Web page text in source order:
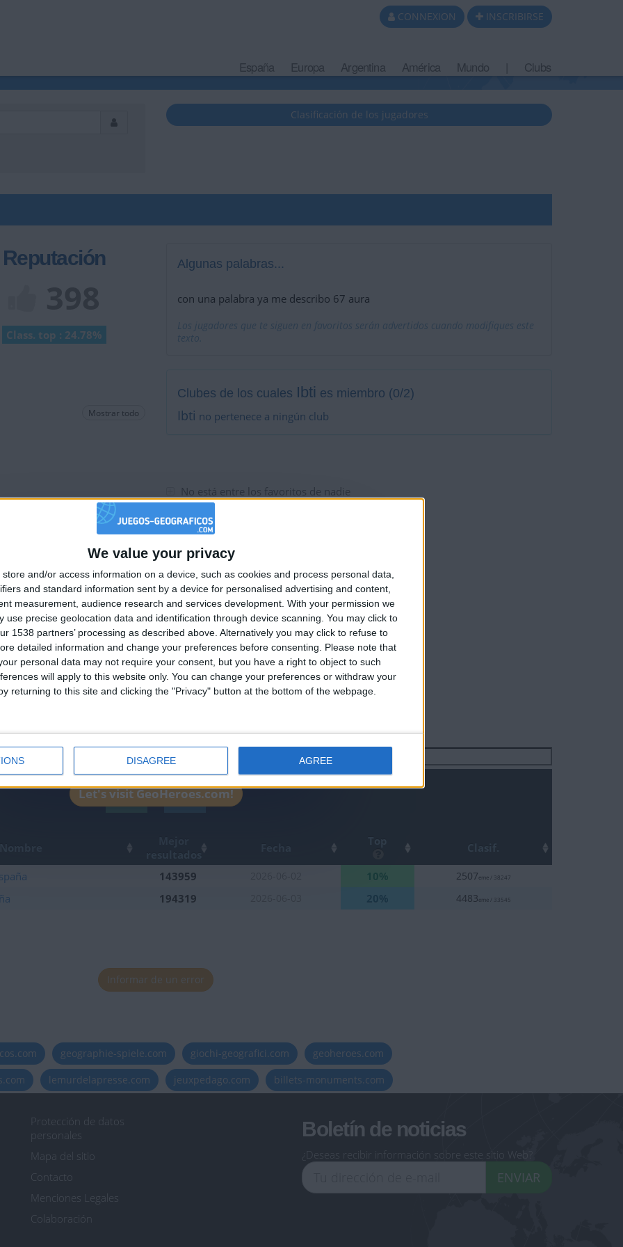
We value your privacy
store and/or access information on a device, such as cookies and process personal data,
and standard information sent by a device for personalised advertising and content,
measurement, audience research and services development. With your permission we
use precise geolocation data and identification through device scanning. You may click to
1538 partners’ processing as described above. Alternatively you may click to refuse to
detailed information and change your preferences before consenting.
Please note that
personal data may not require your consent, but you have a right to object to such
will apply to this website only. You can change your preferences or withdraw your
returning to this site and clicking the "Privacy" button at the bottom of the webpage.
DISAGREE AGREE
CONNEXION INSCRIBIRSE
España Europa Argentina América Mundo Clubs
Clasificación de los jugadores
Reputación
Class. top : 24.78%
Mostrar todo
Algunas palabras...
con una palabra ya me describo 67 aura
Los jugadores que te siguen en favoritos serán advertidos cuando modifiques este
texto.
Clubes de los cuales Ibti es miembro (0/2)
Ibti no pertenece a ningún club
No está entre los favoritos de nadie
1 1
Nombre
Mejor
resultados
Fecha Top Clasif.
143959 10% 2507eme / 38247
194319 20% 4483eme / 33545
Informar de un error
geographie-spiele.com giochi-geografici.com
geoheroes.com
lemurdelapresse.com jeuxpedago.com billets-monuments.com
Protección de datos
personales
Mapa del sitio
Contacto
Menciones Legales
Colaboración
Boletín de noticias
¿Deseas recibir información sobre este sitio Web?
ENVIAR
🇺🇸 We noticed you’re visiting from
an English-speaking country
Join our American version now and be among
the firsts to submit your score on our
leaderboards!
Let's visit GeoHeroes.com!